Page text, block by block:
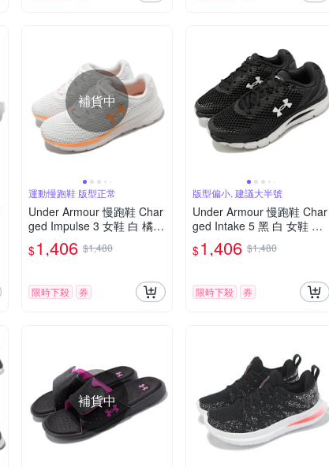
補貨中
運動慢跑鞋 版型正常
Under Armour 慢跑鞋 Char
ged Impulse 3 女鞋 白 橘
運動鞋 緩震 路跑 UA 30254
27100
$1,406 $1,480
限時下殺 券
版型偏小, 建議大半號
Under Armour 慢跑鞋 Char
ged Intake 5 黑 白 女鞋 透
氣 緩震 運動鞋 UA 302356
4001
$1,406 $1,480
限時下殺 券
補貨中